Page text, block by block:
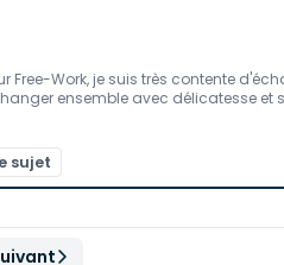
Work, je suis très contente
ensemble avec délicatesse et
sujet